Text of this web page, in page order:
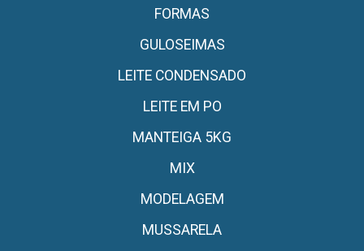
FORMAS
GULOSEIMAS
LEITE CONDENSADO
LEITE EM PO
MANTEIGA 5KG
MIX
MODELAGEM
MUSSARELA